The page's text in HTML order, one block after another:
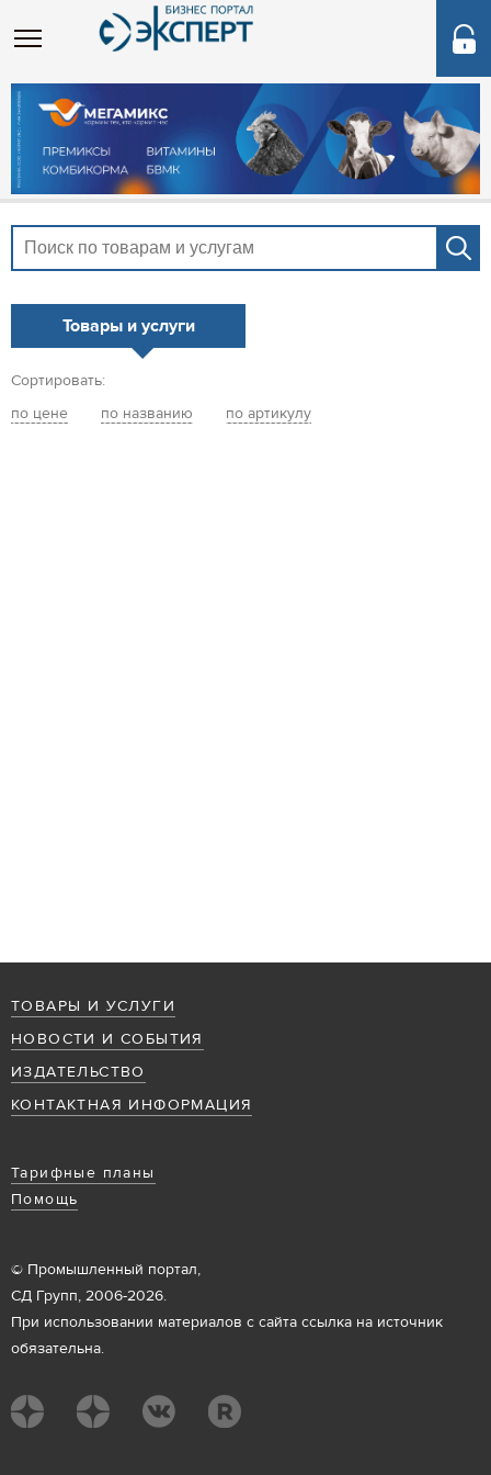
Товары и услуги
Сортировать:
по цене
по названию по артикулу
ТОВАРЫ И УСЛУГИ
НОВОСТИ И СОБЫТИЯ
ИЗДАТЕЛЬСТВО
КОНТАКТНАЯ ИНФОРМАЦИЯ
Тарифные планы
Помощь
© Промышленный портал,
СД Групп, 2006-2026.
При использовании материалов с сайта ссылка на источник
обязательна.